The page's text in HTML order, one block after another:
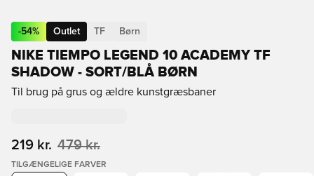
-54% Outlet TF Børn
NIKE TIEMPO LEGEND 10 ACADEMY TF
SHADOW - SORT/BLÅ BØRN
Til brug på grus og ældre kunstgræsbaner
219 kr. 479 kr.
TILGÆNGELIGE FARVER